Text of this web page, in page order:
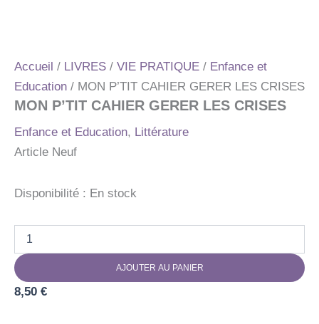
Accueil / LIVRES / VIE PRATIQUE / Enfance et
Education / MON P’TIT CAHIER GERER LES CRISES
MON P’TIT CAHIER GERER LES CRISES
Enfance et Education, Littérature
Article Neuf
Disponibilité : En stock
MON
P'TIT
CAHIER
AJOUTER AU PANIER
8,50 €